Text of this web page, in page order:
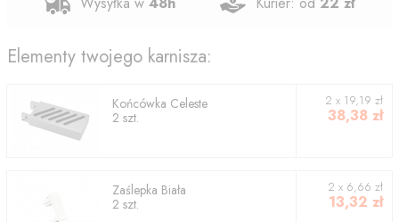
Elementy twojego karnisza:
Końcówka Celeste
2 szt.
2 x 19,19 zł
38,38 zł
Zaślepka Biała
2 szt.
2 x 6,66 zł
13,32 zł